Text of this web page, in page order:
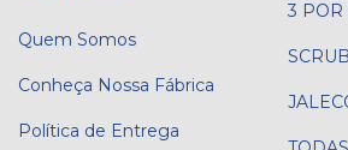
Quem Somos
Conheça Nossa Fábrica
Política de Entrega
3 POR